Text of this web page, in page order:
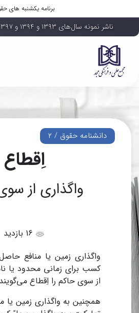
برنامه یکشنبه های
ناشر نمونه سال‌های ۱۳۹۳ و ۱۳۹۴ و ۱۳۹۷ جمهوری اسلامی ایران
دانشنامه حقوق / ۲
اِقطاع
واگذاری از
واگذاری زمین یا منافع
کسب برای زمانی محدود یا
از سوی حاکم را اِقطاع
همچنین به واگذاری زمین یا